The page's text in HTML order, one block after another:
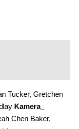
Tucker, Gretchen
Kamera_
Chen Baker,